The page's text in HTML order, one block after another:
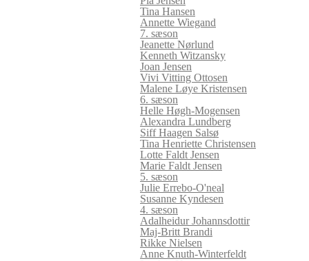
Tina Hansen
Annette Wiegand
7. sæson
Jeanette Nørlund
Kenneth Witzansky
Joan Jensen
Vivi Vitting Ottosen
Malene Løye Kristensen
6. sæson
Helle Høgh-Mogensen
Alexandra Lundberg
Siff Haagen Salsø
Tina Henriette Christensen
Lotte Faldt Jensen
Marie Faldt Jensen
5. sæson
Julie Errebo-O'neal
Susanne Kyndesen
4. sæson
Adalheidur Johannsdottir
Maj-Britt Brandi
Rikke Nielsen
Anne Knuth-Winterfeldt